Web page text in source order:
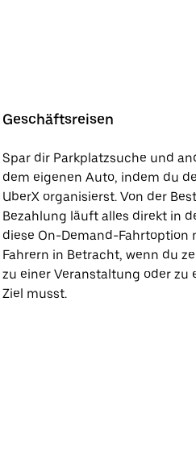
Geschäftsreisen
Spar dir Parkplatzsuche und
dem eigenen Auto, indem du
UberX organisierst. Von der
Bezahlung läuft alles direkt in
diese On-Demand-Fahrtoption
Fahrern in Betracht, wenn du
zu einer Veranstaltung oder zu
Ziel musst.